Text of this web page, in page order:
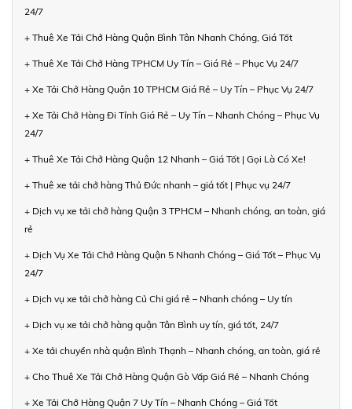
24/7
+ Thuê Xe Tải Chở Hàng Quận Bình Tân Nhanh Chóng, Giá Tốt
+ Thuê Xe Tải Chở Hàng TPHCM Uy Tín – Giá Rẻ – Phục Vụ 24/7
+ Xe Tải Chở Hàng Quận 10 TPHCM Giá Rẻ – Uy Tín – Phục Vụ 24/7
+ Xe Tải Chở Hàng Đi Tỉnh Giá Rẻ – Uy Tín – Nhanh Chóng – Phục Vụ
24/7
+ Thuê Xe Tải Chở Hàng Quận 12 Nhanh – Giá Tốt | Gọi Là Có Xe!
+ Thuê xe tải chở hàng Thủ Đức nhanh – giá tốt | Phục vụ 24/7
+ Dịch vụ xe tải chở hàng Quận 3 TPHCM – Nhanh chóng, an toàn, giá
rẻ
+ Dịch Vụ Xe Tải Chở Hàng Quận 5 Nhanh Chóng – Giá Tốt – Phục Vụ
24/7
+ Dịch vụ xe tải chở hàng Củ Chi giá rẻ – Nhanh chóng – Uy tín
+ Dịch vụ xe tải chở hàng quận Tân Bình uy tín, giá tốt, 24/7
+ Xe tải chuyển nhà quận Bình Thạnh – Nhanh chóng, an toàn, giá rẻ
+ Cho Thuê Xe Tải Chở Hàng Quận Gò Vấp Giá Rẻ – Nhanh Chóng
+ Xe Tải Chở Hàng Quận 7 Uy Tín – Nhanh Chóng – Giá Tốt